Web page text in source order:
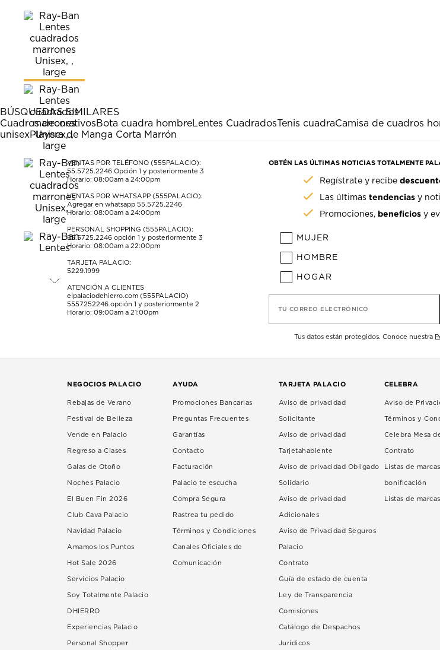
BÚSQUEDAS SIMILARES
Cuadros decorativosBota cuadra hombreLentes CuadradosTenis cuadraCamisa de cuadros
unisexPlayera de Manga Corta Marrón
VENTAS POR TELÉFONO (555PALACIO):
55.5725.2246 Opción 1 y posteriormente 3
Horario: 08:00am a 24:00pm
VENTAS POR WHATSAPP (555PALACIO):
Agregar en whatsapp 55.5725.2246
Horario: 08:00am a 24:00pm
PERSONAL SHOPPING (555PALACIO):
55.5725.2246 opción 1 y posteriormente 3
Horario: 08:00am a 22:00pm
TARJETA PALACIO:
5229.1999
ATENCIÓN A CLIENTES
elpalaciodehierro.com (555PALACIO)
5557252246 opción 1 y posteriormente 2
Horario: 09:00am a 21:00pm
OBTÉN LAS ÚLTIMAS NOTICIAS TOTALMENTE
Regístrate y recibe
Las últimastendencias y
Promociones, beneficios y
MUJER
HOMBRE
HOGAR
TU CORREO ELECTRÓNICO
Tus datos están protegidos. Conoce nuestra
NEGOCIOS PALACIO
Rebajas de Verano
Festival de Belleza
Vende en Palacio
Regreso a Clases
Galas de Otoño
Noches Palacio
El Buen Fin 2026
Club Cava Palacio
Navidad Palacio
Amamos los Puntos
Hot Sale 2026
Servicios Palacio
Soy Totalmente Palacio
DHIERRO
Experiencias Palacio
Personal Shopper
AYUDA
Promociones Bancarias
Preguntas Frecuentes
Garantías
Contacto
Facturación
Palacio te escucha
Compra Segura
Rastrea tu pedido
Términos y Condiciones
Canales Oficiales de
Comunicación
TARJETA PALACIO
Aviso de privacidad
Solicitante
Aviso de privacidad
Tarjetahabiente
Aviso de privacidad Obligado
Solidario
Aviso de privacidad
Adicionales
Aviso de Privacidad Seguros
Palacio
Contrato
Guía de estado de cuenta
Ley de Transparencia
Comisiones
Catálogo de Despachos
Jurídicos
CELEBRA
Aviso de
Términos y
Celebra Mesa
Contrato
Listas de
bonificación
Listas de